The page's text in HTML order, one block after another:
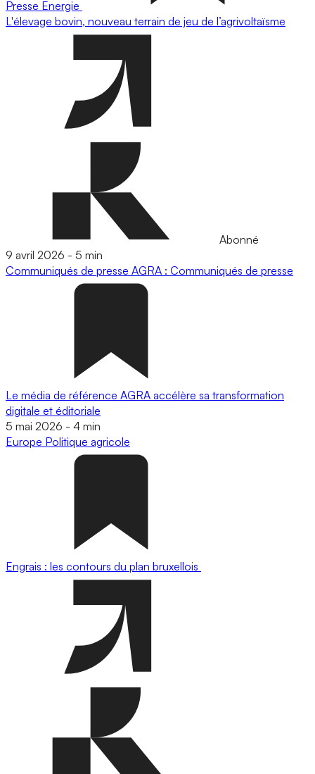
Presse Energie
L'élevage bovin, nouveau terrain de jeu de l’agrivoltaïsme
Abonné
9 avril 2026 - 5 min
Communiqués de presse AGRA : Communiqués de presse
Le média de référence AGRA accélère sa transformation
digitale et éditoriale
5 mai 2026 - 4 min
Europe Politique agricole
Engrais : les contours du plan bruxellois